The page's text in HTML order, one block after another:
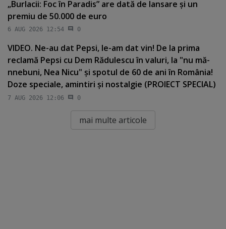
„Burlacii: Foc în Paradis” are dată de lansare şi un
premiu de 50.000 de euro
6 AUG 2026 12:54 0
VIDEO. Ne-au dat Pepsi, le-am dat vin! De la prima
reclamă Pepsi cu Dem Rădulescu în valuri, la "nu mă-
nnebuni, Nea Nicu" şi spotul de 60 de ani în România!
Doze speciale, amintiri şi nostalgie (PROIECT SPECIAL)
7 AUG 2026 12:06 0
mai multe articole